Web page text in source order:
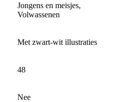
Jongens en meisjes,
Volwassenen
Met zwart-wit illustraties
48
Nee